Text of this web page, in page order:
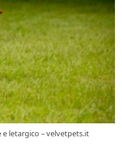
e letargico – velvetpets.it